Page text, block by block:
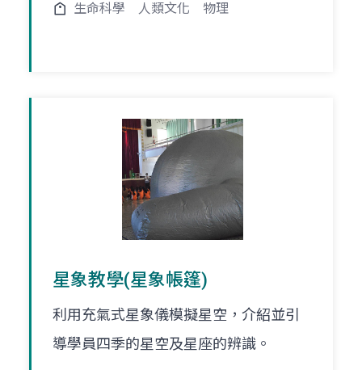
生命科學 人類文化 物理
星象教學(星象帳篷)
利用充氣式星象儀模擬星空，介紹並引
導學員四季的星空及星座的辨識。